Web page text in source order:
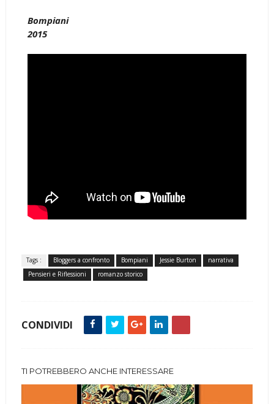
Bompiani
2015
Tags : Bloggers a confronto Bompiani Jessie Burton
narrativa
Pensieri e Riflessioni
romanzo storico
CONDIVIDI
TI POTREBBERO ANCHE INTERESSARE